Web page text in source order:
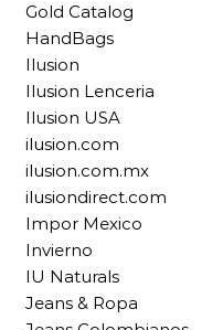
Gold Catalog
HandBags
Ilusion
Ilusion Lenceria
Ilusion USA
ilusion.com
ilusion.com.mx
ilusiondirect.com
Impor Mexico
Invierno
IU Naturals
Jeans & Ropa